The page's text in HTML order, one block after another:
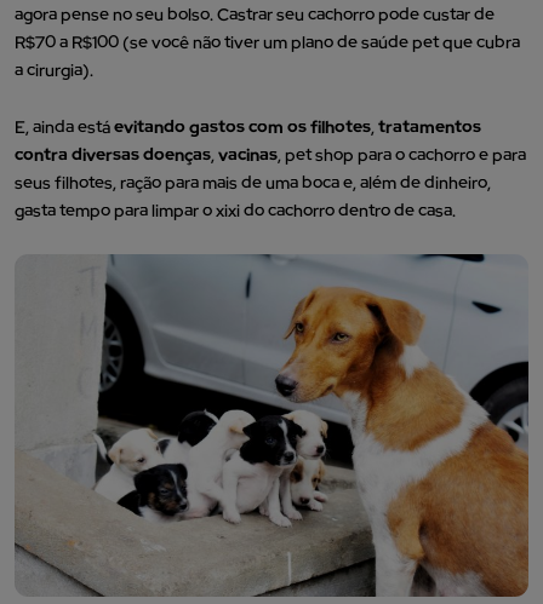
agora pense no seu bolso. Castrar seu cachorro pode custar de
R$70 a R$100 (se você não tiver um plano de saúde pet que cubra
a cirurgia).
E, ainda estáevitando gastos com os filhotes,tratamentos
contra diversas doenças,vacinas, pet shop para o cachorro e para
seus filhotes, ração para mais de uma boca e, além de dinheiro,
gasta tempo para limpar o xixi do cachorro dentro de casa.